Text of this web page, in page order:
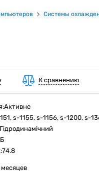
Системы
К сравнению
s-1155, s-1156, s-1200, s-
месяцев